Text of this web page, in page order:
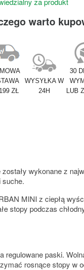
warto
ZŁ
WYSYŁKA W
24H
30
LUB
wykonane z
suche.
MINI z ciepłą
stopy podczas
paski.
rosnące stopy w